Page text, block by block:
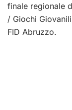
finale regionale
/ Giochi
FID Abruzzo.